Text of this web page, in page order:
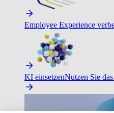
Employee Experience
KI einsetzenNutzen Sie